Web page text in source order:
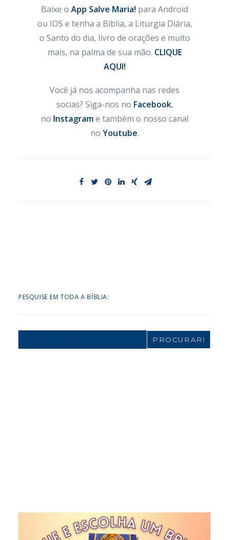
Baixe o App Salve Maria! para Android
ou IOS e tenha a Bíblia, a Liturgia Diária,
o Santo do dia, livro de orações e muito
mais, na palma de sua mão. CLIQUE
AQUI!
Você já nos acompanha nas redes
socias? Siga-nos no Facebook,
no Instagrame também o nosso canal
no Youtube.
PESQUISE EM TODA A BÍBLIA:
Search